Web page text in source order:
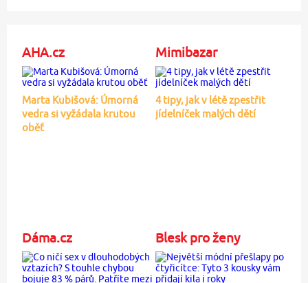
AHA.cz
Marta Kubišová: Úmorná
vedra si vyžádala krutou
oběť
Mimibazar
4 tipy, jak v létě zpestřit
jídelníček malých dětí
Dáma.cz Blesk pro ženy